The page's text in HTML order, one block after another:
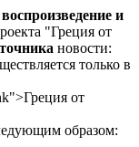
воспроизведение и
"Греция от
новости:
только в
от
образом: